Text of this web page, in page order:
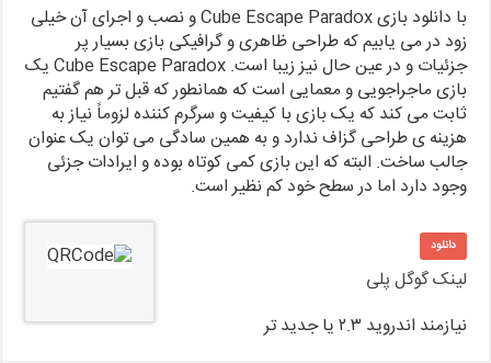
با دانلود بازی Cube Escape Paradox و نصب و اجرای آن خیلی
زود در می یابیم که طراحی ظاهری و گرافیکی بازی بسیار پر
جزئیات و در عین حال نیز زیبا است. Cube Escape Paradox یک
بازی ماجراجویی و معمایی است که همانطور که قبل تر هم گفتیم
ثابت می کند که یک بازی با کیفیت و سرگرم کننده لزوماً نیاز به
هزینه ی طراحی گزاف ندارد و به همین سادگی می توان یک عنوان
جالب ساخت. البته که این بازی کمی کوتاه بوده و ایرادات جزئی
وجود دارد اما در سطح خود کم نظیر است.
دانلود
لینک گوگل پلی
نیازمند اندروید ۲.۳ یا جدید تر